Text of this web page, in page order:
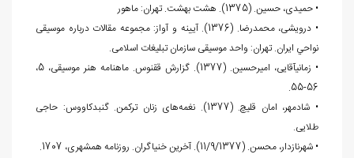
• حمیدی، حسین. (1375). هشت بهشت. تهران: ماهور
• درویشی، محمدرضا. (1376). آیینه و آواز: مجموعه مقالات درباره موسیقی
نواحي ايران. تهران: واحد موسیقی سازمان تبلیغات اسلامی.
• زمانی‏آقایی، امیرحسین. (1377). گزارش ققنوس. ماهنامه هنر موسیقی، 5،
56-55.
• شادمهر، امان قلیچ. (1377). نغمه‌های زنان ترکمن. گنبدکاووس: حاجی
طلایی.
• شهرنازدار، محسن. (11/9/1377). آخرین خنیاگران. روزنامه همشهری، 1707.